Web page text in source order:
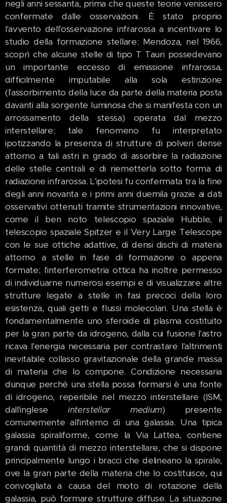
negli anni sessanta, prima che queste teorie venissero
confermate dalle osservazioni. È stato proprio
l'avvento dell'osservazione infrarossa a incentivare lo
studio della formazione stellare: Mendoza, nel 1966,
scoprì che alcune stelle di tipo T Tauri possedevano
un importante eccesso di emissione infrarossa,
difficilmente imputabile alla sola estinzione
(l'assorbimento della luce da parte della materia posta
davanti alla sorgente luminosa che si manifesta con un
arrossamento della stessa) operata dal mezzo
interstellare; tale fenomeno fu interpretato
ipotizzando la presenza di strutture di polveri dense
attorno a tali astri in grado di assorbire la radiazione
delle stelle centrali e di riemetterla sotto forma di
radiazione infrarossa. L'ipotesi fu confermata tra la fine
degli anni novanta e i primi anni duemila grazie ai dati
osservativi ottenuti tramite strumentazioni innovative,
come il ben noto telescopio spaziale Hubble, il
telescopio spaziale Spitzer e il Very Large Telescope
con le sue ottiche adattive, di densi dischi di materia
attorno a stelle in fase di formazione o appena
formate; l'interferometria ottica ha inoltre permesso
di individuarne numerosi esempi e di visualizzare altre
strutture legate a stelle in fasi precoci della loro
esistenza, quali getti e flussi molecolari. Una stella è
fondamentalmente uno sferoide di plasma costituito
per la gran parte da idrogeno, dalla cui fusione l'astro
ricava l'energia necessaria per contrastare l'altrimenti
inevitabile collasso gravitazionale della grande massa
di materia che lo compone. Condizione necessaria
dunque perché una stella possa formarsi è una fonte
di idrogeno, reperibile nel mezzo interstellare (ISM,
dall'inglese interstellar medium) presente
comunemente all'interno di una galassia. Una tipica
galassia spiraliforme, come la Via Lattea, contiene
grandi quantità di mezzo interstellare, che si dispone
principalmente lungo i bracci che delineano la spirale,
ove la gran parte della materia che lo costituisce, qui
convogliata a causa del moto di rotazione della
galassia, può formare strutture diffuse. La situazione